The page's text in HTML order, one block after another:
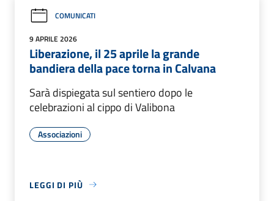
COMUNICATI
9 APRILE 2026
Liberazione, il 25 aprile la grande
bandiera della pace torna in Calvana
Sarà dispiegata sul sentiero dopo le
celebrazioni al cippo di Valibona
Associazioni
LEGGI DI PIÙ